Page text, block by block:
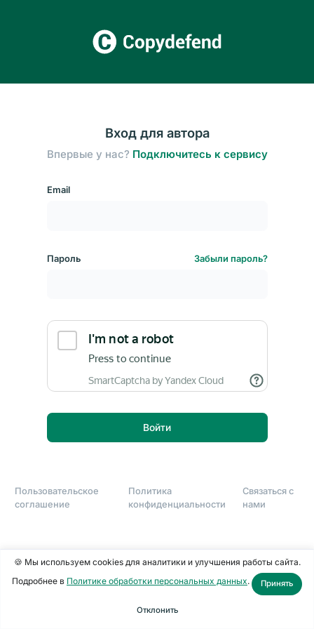
Вход для автора
Впервые у нас? Подключитесь к сервису
Email
Пароль Забыли пароль?
Войти
Пользовательское
соглашение
Политика
конфиденциальности
Связаться с
нами
🍪 Мы используем cookies для аналитики и улучшения работы сайта.
Подробнее в Политике обработки персональных данных. Принять
Отклонить